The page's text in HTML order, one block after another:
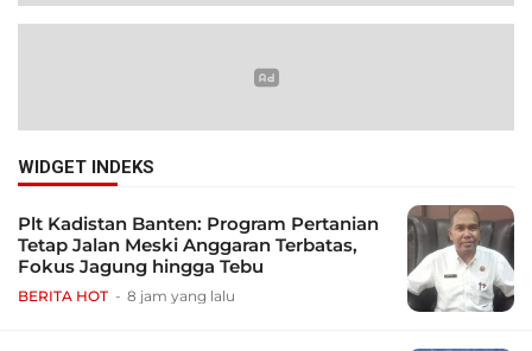
WIDGET INDEKS
Plt Kadistan Banten: Program Pertanian
Tetap Jalan Meski Anggaran Terbatas,
Fokus Jagung hingga Tebu
BERITA HOT 8 jam yang lalu